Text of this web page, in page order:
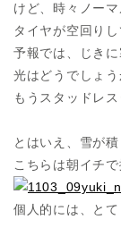
けど、時々ノー
タイヤが空回り
予報では、じき
光はどうでしょう
もうスタッドレ
とはいえ、雪が
こちらは朝イチ
個人的には、と